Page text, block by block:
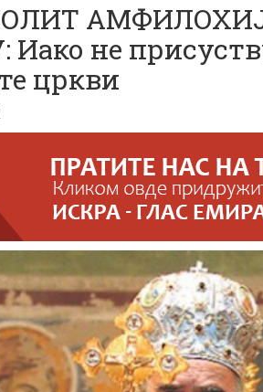
Иако не
цркви